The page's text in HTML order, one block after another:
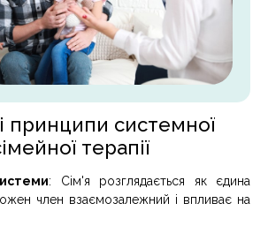
принципи системної
терапії
: Сім'я розглядається як єдина
член взаємозалежний і впливає на